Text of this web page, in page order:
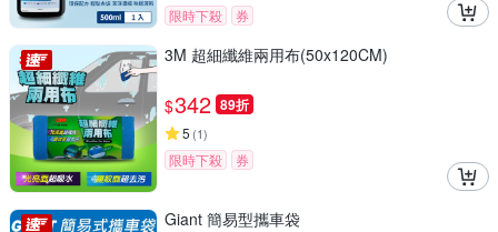
限時下殺 券
3M 超細纖維兩用布(50x120CM)
$342 89折
5 (1)
限時下殺 券
Giant 簡易型攜車袋